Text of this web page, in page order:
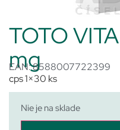
TOTO
mg
EAN: 8588007722399
cps 1×30 ks
Nie je na sklade